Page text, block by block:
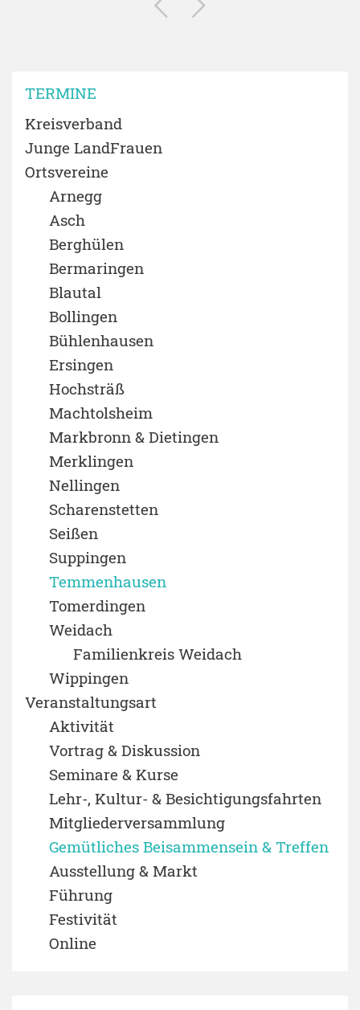
TERMINE
Kreisverband
Junge LandFrauen
Ortsvereine
Arnegg
Asch
Berghülen
Bermaringen
Blautal
Bollingen
Bühlenhausen
Ersingen
Hochsträß
Machtolsheim
Markbronn & Dietingen
Merklingen
Nellingen
Scharenstetten
Seißen
Suppingen
Temmenhausen
Tomerdingen
Weidach
Familienkreis Weidach
Wippingen
Veranstaltungsart
Aktivität
Vortrag & Diskussion
Seminare & Kurse
Lehr-, Kultur- & Besichtigungsfahrten
Mitgliederversammlung
Gemütliches Beisammensein & Treffen
Ausstellung & Markt
Führung
Festivität
Online